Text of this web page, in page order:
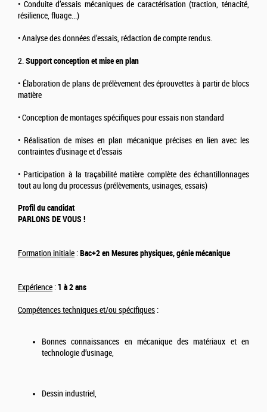
• Conduite d’essais mécaniques de caractérisation (traction, ténacité,
résilience, fluage...)
• Analyse des données d’essais, rédaction de compte rendus.
2.Support conception et mise en plan
• Élaboration de plans de prélèvement des éprouvettes à partir de blocs
matière
• Conception de montages spécifiques pour essais non standard
• Réalisation de mises en plan mécanique précises en lien avec les
contraintes d’usinage et d’essais
• Participation à la traçabilité matière complète des échantillonnages
tout au long du processus (prélèvements, usinages, essais)
Profil du candidat
PARLONS DE VOUS !
Formation initiale :Bac+2 en Mesures physiques, génie mécanique
Expérience :1 à 2 ans
Compétences techniques et/ou spécifiques :
Bonnes connaissances en mécanique des matériaux et en
technologie d’usinage,
Dessin industriel,